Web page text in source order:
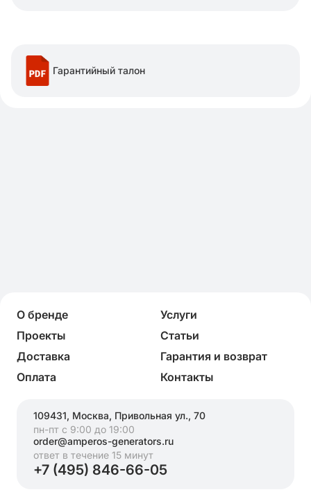
Гарантийный талон
О бренде
Услуги
Проекты
Статьи
Доставка
Гарантия и возврат
Оплата
Контакты
109431, Москва, Привольная ул., 70
пн-пт с 9:00 до 19:00
order@amperos-generators.ru
ответ в течение 15 минут
+7 (495) 846-66-05